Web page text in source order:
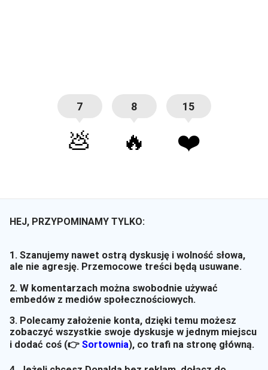
7
💩
8
🔥
15
❤️
HEJ, PRZYPOMINAMY TYLKO:
1. Szanujemy nawet ostrą dyskusję i wolność słowa,
ale nie agresję. Przemocowe treści będą usuwane.
2. W komentarzach można swobodnie używać
embedów z mediów społecznościowych.
3. Polecamy założenie konta, dzięki temu możesz
zobaczyć wszystkie swoje dyskusje w jednym miejscu
i dodać coś (👉 Sortownia), co trafi na stronę główną.